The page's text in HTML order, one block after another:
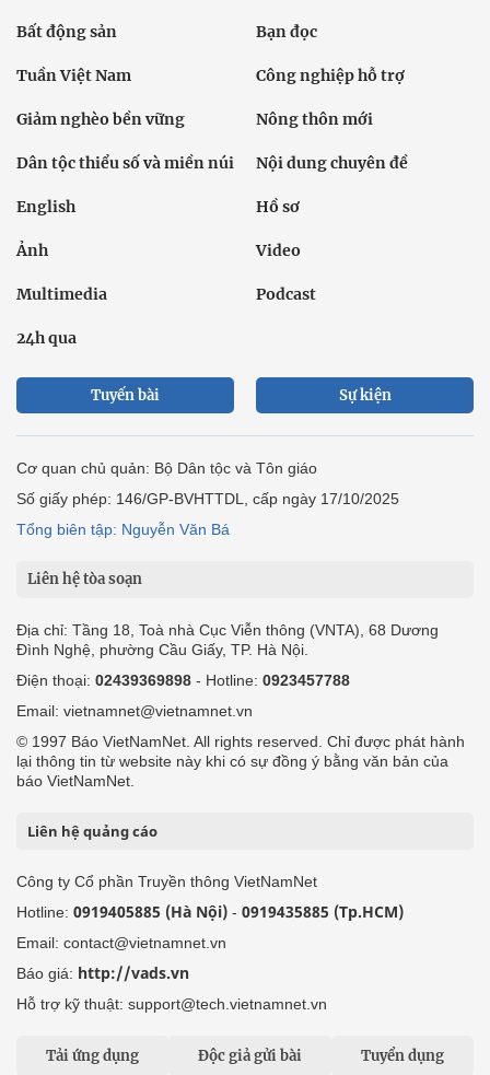
Bất động sản Bạn đọc
Tuần Việt Nam Công nghiệp hỗ trợ
Giảm nghèo bền vững Nông thôn mới
Dân tộc thiểu số và miền núi Nội dung chuyên đề
English Hồ sơ
Ảnh Video
Multimedia Podcast
24h qua
Tuyến bài Sự kiện
Cơ quan chủ quản: Bộ Dân tộc và Tôn giáo
Số giấy phép: 146/GP-BVHTTDL, cấp ngày 17/10/2025
Tổng biên tập: Nguyễn Văn Bá
Liên hệ tòa soạn
Địa chỉ: Tầng 18, Toà nhà Cục Viễn thông (VNTA), 68 Dương
Đình Nghệ, phường Cầu Giấy, TP. Hà Nội.
Điện thoại: 02439369898 - Hotline: 0923457788
Email: vietnamnet@vietnamnet.vn
© 1997 Báo VietNamNet. All rights reserved. Chỉ được phát hành
lại thông tin từ website này khi có sự đồng ý bằng văn bản của
báo VietNamNet.
Liên hệ quảng cáo
Công ty Cổ phần Truyền thông VietNamNet
Hotline: 0919405885 (Hà Nội) - 0919435885 (Tp.HCM)
Email: contact@vietnamnet.vn
Báo giá: http://vads.vn
Hỗ trợ kỹ thuật: support@tech.vietnamnet.vn
Tải ứng dụng Độc giả gửi bài Tuyển dụng